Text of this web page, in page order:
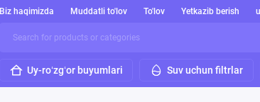
Biz haqimizda Muddatli to'lov To'lov Yetkazib berish
Uy-roʻzgʻor buyumlari Suv uchun filtrlar